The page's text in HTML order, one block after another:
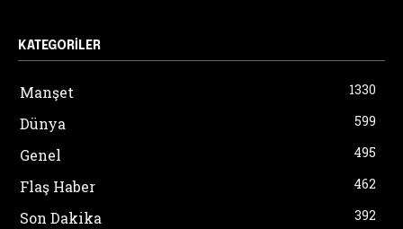
KATEGORILER
Manşet 1330
Dünya 599
Genel 495
Flaş Haber 462
Son Dakika 392